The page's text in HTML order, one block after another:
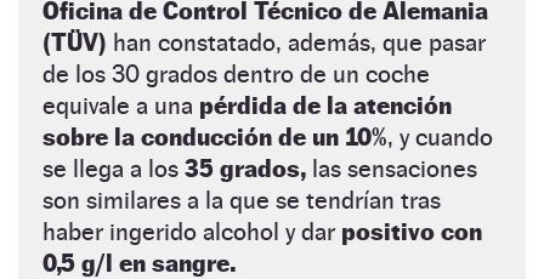
Oficina de Control Técnico de Alemania
(TÜV) han constatado, además, que pasar
de los 30 grados dentro de un coche
equivale a una pérdida de la atención
sobre la conducción de un 10%, y cuando
se llega a los 35 grados, las sensaciones
son similares a la que se tendrían tras
haber ingerido alcohol y dar positivo con
0,5 g/l en sangre.